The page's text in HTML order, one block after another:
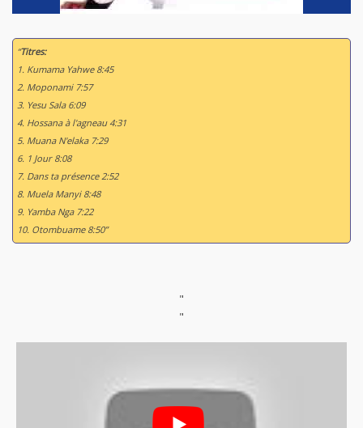
“Titres:
1. Kumama Yahwe 8:45
2. Moponami 7:57
3. Yesu Sala 6:09
4. Hossana à l'agneau 4:31
5. Muana N'elaka 7:29
6. 1 Jour 8:08
7. Dans ta présence 2:52
8. Muela Manyi 8:48
9. Yamba Nga 7:22
10. Otombuame 8:50”
"
"